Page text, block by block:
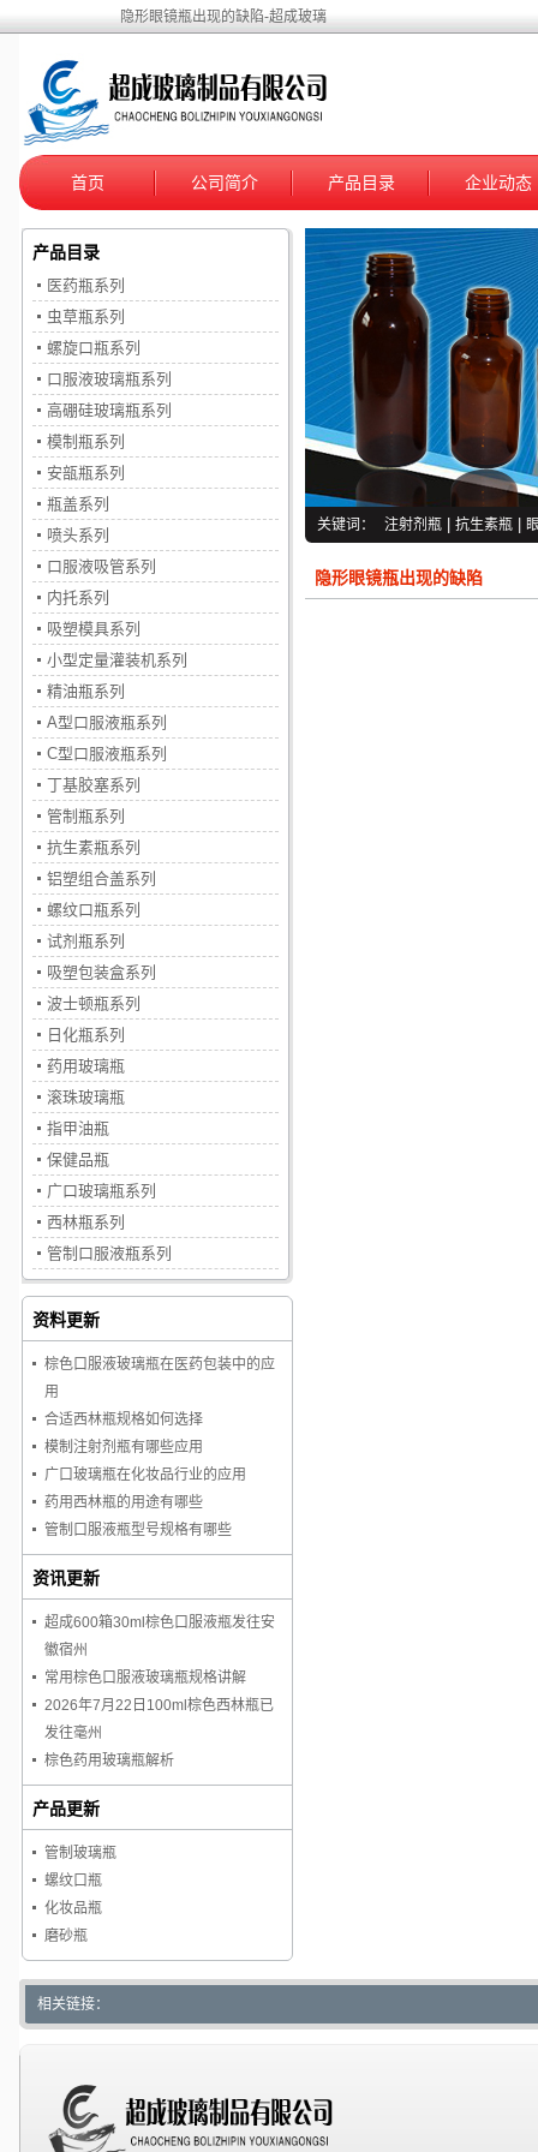
隐形眼镜瓶出现的缺陷-超成玻璃
首页 公司简介 产品目录 企业动态
关键词： 注射剂瓶 抗生素瓶
隐形眼镜瓶出现的缺陷
产品目录
医药瓶系列
虫草瓶系列
螺旋口瓶系列
口服液玻璃瓶系列
高硼硅玻璃瓶系列
模制瓶系列
安瓿瓶系列
瓶盖系列
喷头系列
口服液吸管系列
内托系列
吸塑模具系列
小型定量灌装机系列
精油瓶系列
A型口服液瓶系列
C型口服液瓶系列
丁基胶塞系列
管制瓶系列
抗生素瓶系列
铝塑组合盖系列
螺纹口瓶系列
试剂瓶系列
吸塑包装盒系列
波士顿瓶系列
日化瓶系列
药用玻璃瓶
滚珠玻璃瓶
指甲油瓶
保健品瓶
广口玻璃瓶系列
西林瓶系列
管制口服液瓶系列
资料更新
棕色口服液玻璃瓶在医药包装中的应
用
合适西林瓶规格如何选择
模制注射剂瓶有哪些应用
广口玻璃瓶在化妆品行业的应用
药用西林瓶的用途有哪些
管制口服液瓶型号规格有哪些
资讯更新
超成600箱30ml棕色口服液瓶发往安
徽宿州
常用棕色口服液玻璃瓶规格讲解
2026年7月22日100ml棕色西林瓶已
发往毫州
棕色药用玻璃瓶解析
产品更新
管制玻璃瓶
螺纹口瓶
化妆品瓶
磨砂瓶
相关链接：